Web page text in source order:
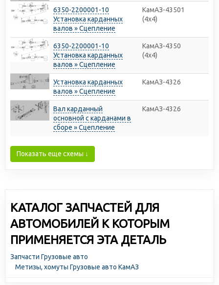
6350-2200001-10
Установка карданных
валов » Сцепление
КамАЗ-43501
(4х4)
6350-2200001-10
Установка карданных
валов » Сцепление
КамАЗ-4350
(4х4)
Установка карданных
валов » Сцепление
КамАЗ-4326
Вал карданный
основной с карданами в
сборе » Сцепление
КамАЗ-4326
Показать еще схемы ↓
КАТАЛОГ ЗАПЧАСТЕЙ ДЛЯ
АВТОМОБИЛЕЙ К КОТОРЫМ
ПРИМЕНЯЕТСЯ ЭТА ДЕТАЛЬ
Запчасти Грузовые авто
Метизы, хомуты Грузовые авто КамАЗ